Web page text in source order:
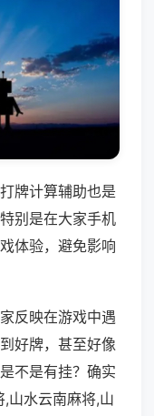
牌计算辅助也是
别是在大家手机
体验，避免影响
反映在游戏中遇
好牌，甚至好像
不是有挂？确实
山水云南麻将,山